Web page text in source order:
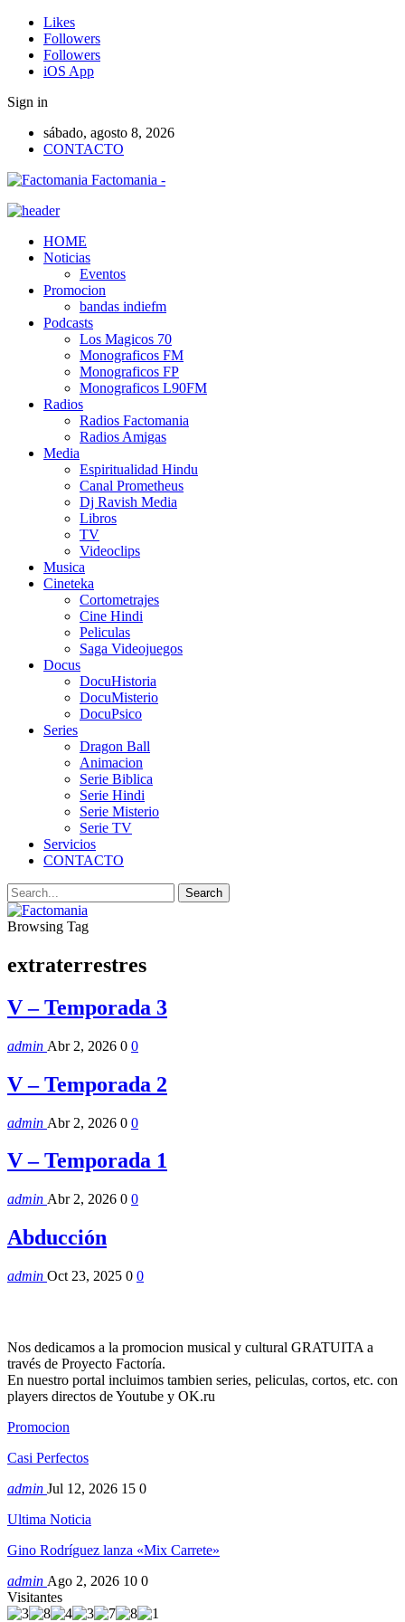
Likes
Followers
Followers
iOS App
Sign in
sábado, agosto 8, 2026
CONTACTO
Factomania -
HOME
Noticias
Eventos
Promocion
bandas indiefm
Podcasts
Los Magicos 70
Monograficos FM
Monograficos FP
Monograficos L90FM
Radios
Radios Factomania
Radios Amigas
Media
Espiritualidad Hindu
Canal Prometheus
Dj Ravish Media
Libros
TV
Videoclips
Musica
Cineteka
Cortometrajes
Cine Hindi
Peliculas
Saga Videojuegos
Docus
DocuHistoria
DocuMisterio
DocuPsico
Series
Dragon Ball
Animacion
Serie Biblica
Serie Hindi
Serie Misterio
Serie TV
Servicios
CONTACTO
Browsing Tag
extraterrestres
V – Temporada 3
admin Abr 2, 2026 0 0
V – Temporada 2
admin Abr 2, 2026 0 0
V – Temporada 1
admin Abr 2, 2026 0 0
Abducción
admin Oct 23, 2025 0 0
Nos dedicamos a la promocion musical y cultural GRATUITA a
través de Proyecto Factoría.
En nuestro portal incluimos tambien series, peliculas, cortos, etc. con
players directos de Youtube y OK.ru
Promocion
Casi Perfectos
admin Jul 12, 2026 15 0
Ultima Noticia
Gino Rodríguez lanza «Mix Carrete»
admin Ago 2, 2026 10 0
Visitantes